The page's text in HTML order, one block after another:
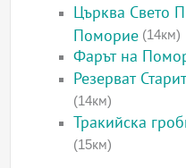
Църква Свето
Поморие (14км)
Фарът на
Резерват
(14км)
Тракийска
(15км)